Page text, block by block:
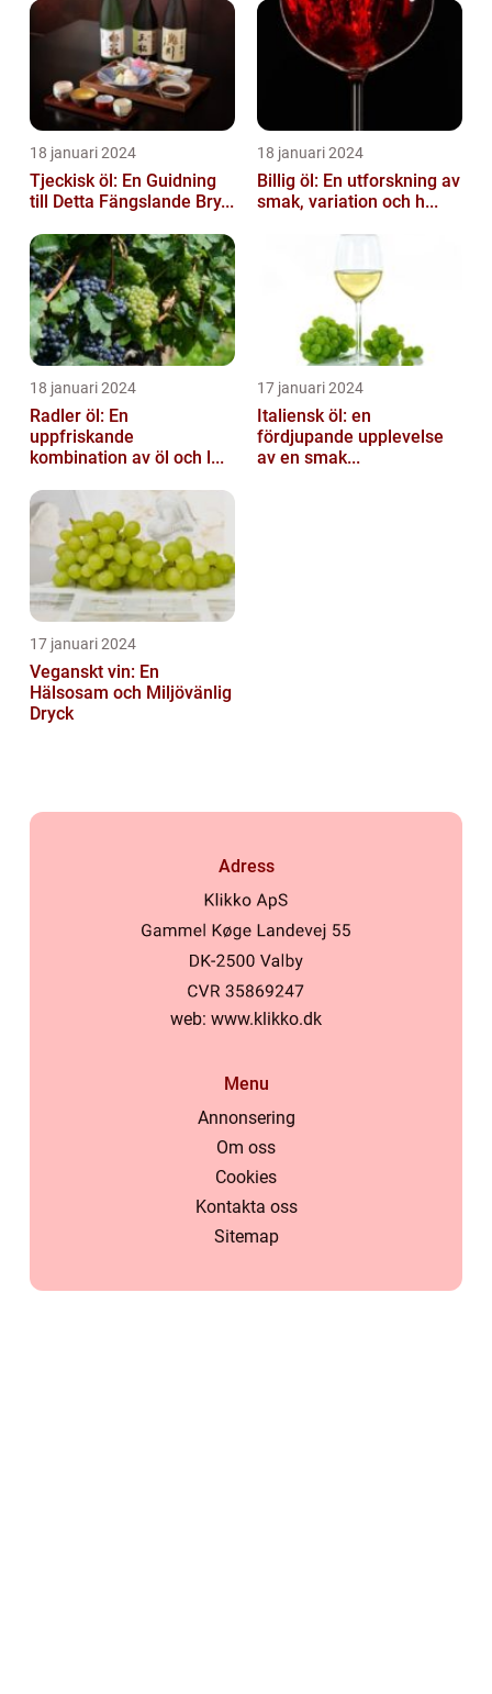
18 januari 2024
Tjeckisk öl: En Guidning
till Detta Fängslande Bry...
18 januari 2024
Billig öl: En utforskning av
smak, variation och h...
18 januari 2024
Radler öl: En
uppfriskande
kombination av öl och l...
17 januari 2024
Italiensk öl: en
fördjupande upplevelse
av en smak...
17 januari 2024
Veganskt vin: En
Hälsosam och Miljövänlig
Dryck
Adress
web: www.klikko.dk
Menu
Annonsering
Om oss
Cookies
Kontakta oss
Sitemap